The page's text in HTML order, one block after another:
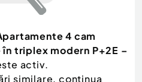
4 cam
triplex modern P+2E –
activ.
similare, continua